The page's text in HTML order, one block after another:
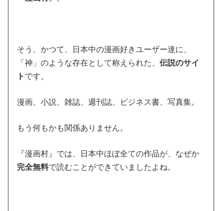
そう、かつて、日本中の漫画好きユーザー達に、
「神」のような存在として称えられた、伝説のサイ
ト です。
漫画、小説、雑誌、週刊誌、ビジネス書、写真集。
もう何もかも関係ありません。
『漫画村』では、日本中ほぼ全ての作品が、なぜか
完全無料で読むことができていましたよね。